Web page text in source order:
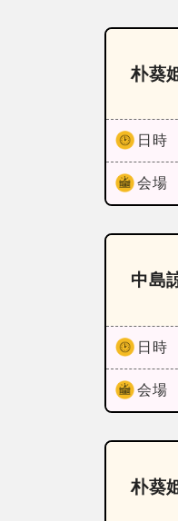
朴葵
日時
会場
中島
日時
会場
朴葵